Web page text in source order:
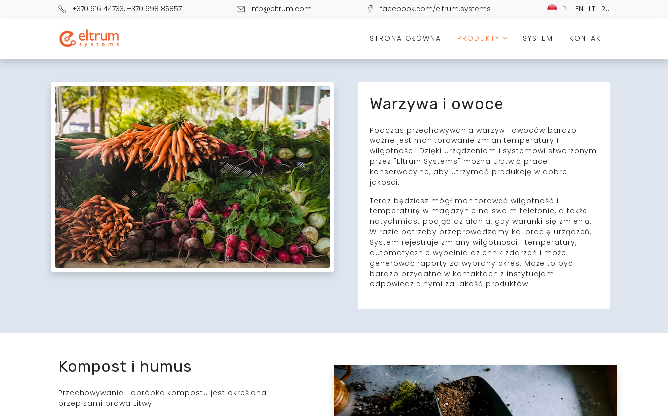
+370 616 44733, +370 698 85857 info@eltrum.com facebook.com/eltrum.systems PL EN LT RU
STRONA GŁÓWNA PRODUKTY > SYSTEM KONTAKT
Warzywa i owoce
Podczas przechowywania warzyw i owoców bardzo
ważne jest monitorowanie zmian temperatury i
wilgotności. Dzięki urządzeniom i systemowi stworzonym
przez "Eltrum Systems" można ułatwić prace
konserwacyjne, aby utrzymać produkcję w dobrej
jakości.
Teraz będziesz mógł monitorować wilgotność i
temperaturę w magazynie na swoim telefonie, a także
natychmiast podjąć działania, gdy warunki się zmienią.
W razie potrzeby przeprowadzamy kalibrację urządzeń.
System rejestruje zmiany wilgotności i temperatury,
automatycznie wypełnia dziennik zdarzeń i może
generować raporty za wybrany okres. Może to być
bardzo przydatne w kontaktach z instytucjami
odpowiedzialnymi za jakość produktów.
Kompost i humus
Przechowywanie i obróbka kompostu jest określona
przepisami prawa Litwy: